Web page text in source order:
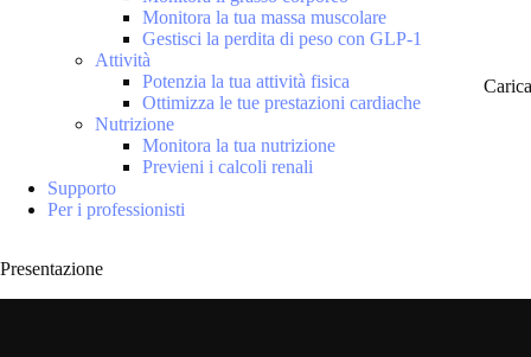
Monitora la tua massa muscolare
Gestisci la perdita di peso con GLP-1
Attività
Potenzia la tua attività fisica
Ottimizza le tue prestazioni cardiache
Nutrizione
Monitora la tua nutrizione
Previeni i calcoli renali
Supporto
Per i professionisti
Presentazione